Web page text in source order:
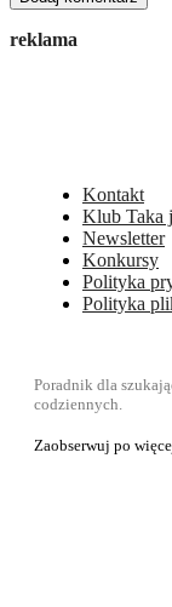
reklama
Kontakt
Klub Taka
Newsletter
Konkursy
Polityka
Polityka
Poradnik dla
codziennych.
Zaobserwuj po